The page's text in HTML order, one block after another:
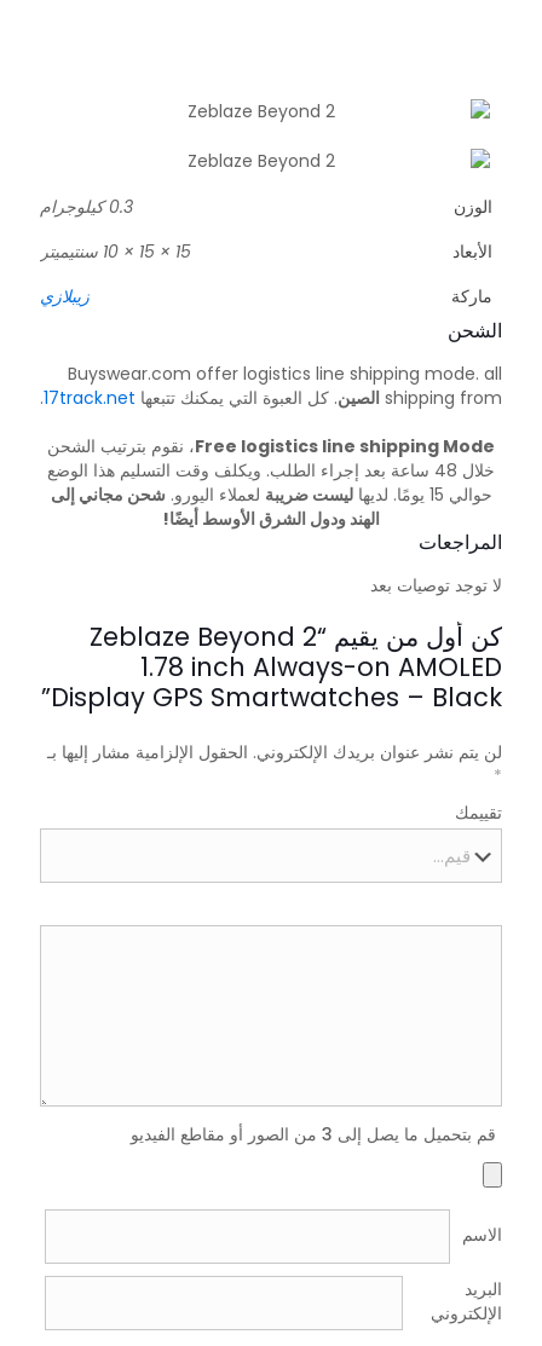
الوزن
0.3 كيلوجرام
الأبعاد
15 × 15 × 10 سنتيميتر
ماركة
زيبلازي
الشحن
Buyswear.com offer logistics line shipping mode. all
shipping from الصين. كل العبوة التي يمكنك تتبعها 17track.net
.
Free logistics line shipping Mode، نقوم بترتيب الشحن
خلال 48 ساعة بعد إجراء الطلب. ويكلف وقت التسليم هذا الوضع
حوالي 15 يومًا. لديها
ليست ضريبة لعملاء اليورو. شحن مجاني إلى
الهند ودول الشرق الأوسط أيضًا!
المراجعات
لا توجد توصيات بعد
كن أول من يقيم “Zeblaze Beyond 2
1.78 inch Always-on AMOLED
Display GPS Smartwatches – Black”
لن يتم نشر عنوان بريدك الإلكتروني. الحقول الإلزامية مشار إليها بـ
*
تقييمك
قم بتحميل ما يصل إلى 3 من الصور أو مقاطع الفيديو
الاسم
البريد
الإلكتروني